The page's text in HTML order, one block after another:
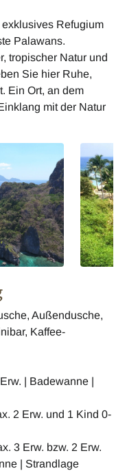
Refugium
Palawans.
tropischer Natur und
Sie hier Ruhe,
Ein Ort, an dem
mit der Natur
Außendusche,
Kaffee-
| Badewanne |
2 Erw. und 1 Kind 0-
3 Erw. bzw. 2 Erw.
| Strandlage